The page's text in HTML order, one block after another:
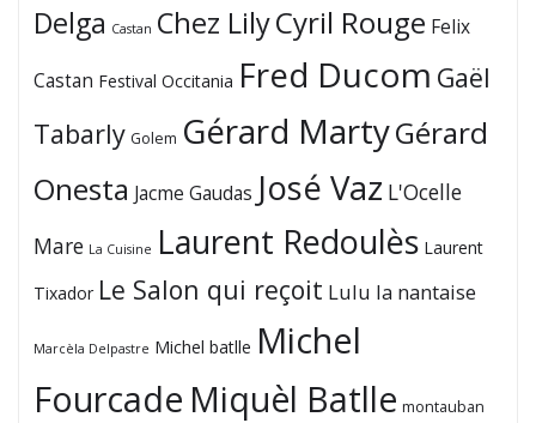
Delga Castan Chez LilyCyril Rouge Felix
Castan Festival Occitania Fred Ducom Gaël
Tabarly Golem Gérard MartyGérard
Onesta Jacme Gaudas José Vaz L'Ocelle
Mare La Cuisine Laurent Redoulès Laurent
Tixador Le Salon qui reçoit Lulu la nantaise
Marcèla Delpastre Michel batlle Michel
Fourcade Miquèl Batlle montauban